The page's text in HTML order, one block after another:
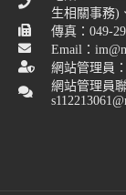
生相關事務)
傳真：049-
Email：
網站管理員
網站管理員